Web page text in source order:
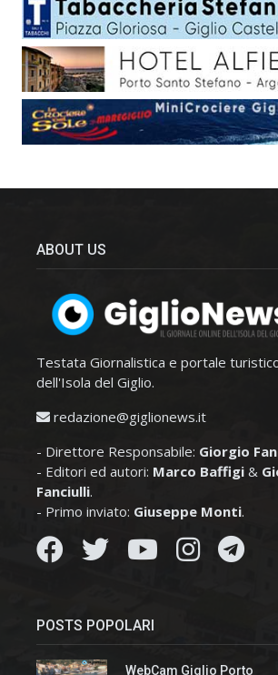
ABOUT US
Testata Giornalistica e portale
dell'Isola del Giglio.
redazione@giglionews.it
- Direttore Responsabile: Giorgio
- Editori ed autori: Marco Baffigi &
Fanciulli.
- Primo inviato: Giuseppe Monti.
POSTS POPOLARI
WebCam Giglio Porto